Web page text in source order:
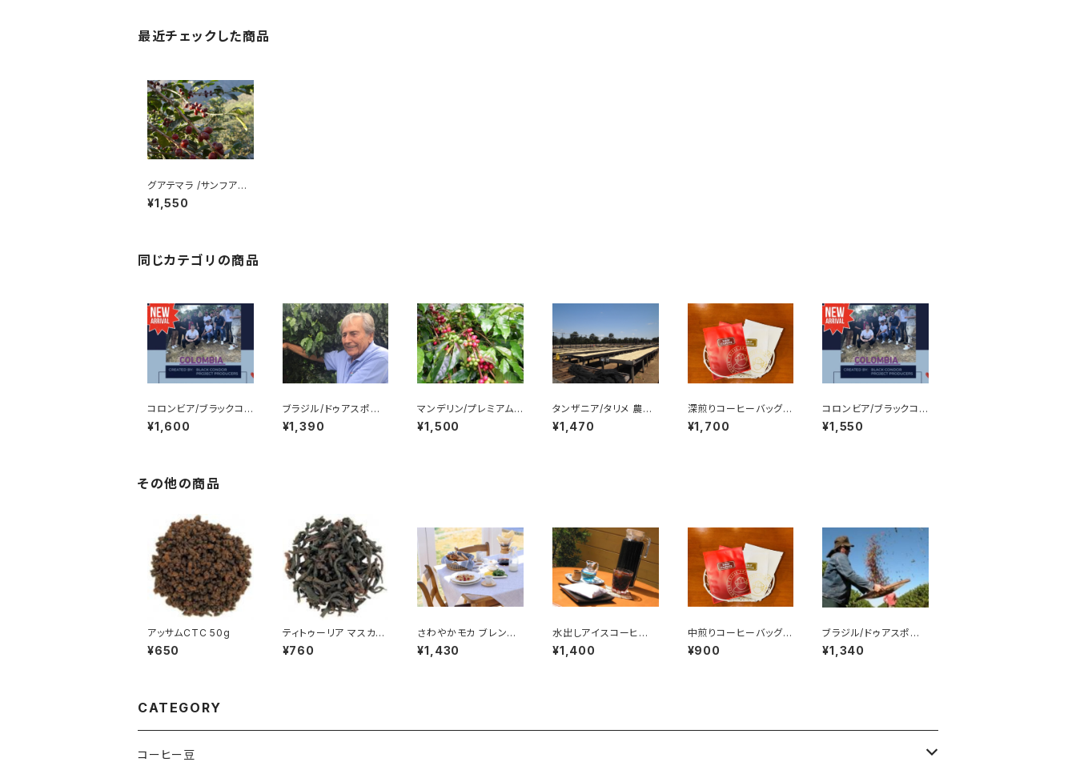
最近チェックした商品
グアテマラ /サンフアン
農園【深煎り】200g
¥1,550
同じカテゴリの商品
コロンビア/ブラックコン
ドル【深煎り】 200g
¥1,600
ブラジル/ドゥアスポン
チス農園【深煎り】200
g
¥1,390
マンデリン/プレミアムリ
ントン【深煎り】200g
¥1,500
タンザニア/タリメ 農園
【深煎り】200g
¥1,470
深煎りコーヒーバッグ
10個
¥1,700
コロンビア/ブラックコン
ドル【中煎り】 200g
¥1,550
その他の商品
アッサムCTC 50g
¥650
ティトゥーリア マスカッ
ト 50g
¥760
さわやかモカ ブレンド
【中煎り】200g
¥1,430
水出しアイスコーヒー
4パック
¥1,400
中煎りコーヒーバッグ
5個
¥900
ブラジル/ドゥアスポン
チス農園【中煎り】200
g
¥1,340
CATEGORY
コーヒー豆